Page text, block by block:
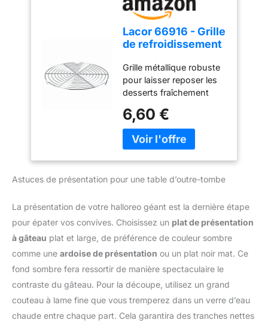
préparation et de la
décoration
même comme palette à
angle pour les finitions
artistiques Spatule inox
durable et facile à
acier inoxydable robuste
et flexible, résistant à la
rouille et sans BPA.
lavable au lave-vaisselle
et convient à un usage
professionnel ou
Multifonctionnel en
cuisine et en pâtisserie –
polyvalent: Utilisez-le
non seulement pour la
pâtisserie (tartes,
cupcakes, pâtes), mais
aussi pour étaler la pâte
à pizza, couper le
fromage, répartir les
garnitures et bien plus
encore. Un accessoire de
pâtisserie indispensable
Lacor 66916 - Grille
de refroidissement
acier chromé
Grille métallique robuste
pour laisser reposer les
desserts fraîchement
de chocolat ou de sucre
glas. Fabriqué en acier
chromé pour une longue
toutes les parties du
partie inférieure. Protège
les surfaces de la cuisine
contre les brûlures. Ce
produit ne passe pas au
lave-vaisselle.
Dimensions Ø 28 x 2 cm,
et son poids est de 198
6,60 €
Astuces de présentation pour une table d’outre-tombe
La présentation de votre halloreo géant est la dernière étape
pour épater vos convives. Choisissez un plat de présentation
à gâteau plat et large, de préférence de couleur sombre
comme une ardoise de présentation ou un plat noir mat. Ce
fond sombre fera ressortir de manière spectaculaire le
contraste du gâteau. Pour la découpe, utilisez un grand
couteau à lame fine que vous tremperez dans un verre d’eau
chaude entre chaque part. Cela garantira des tranches nettes